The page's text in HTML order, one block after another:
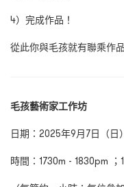
4）完成作品！
從此你與毛孩就有聯乘作
毛孩藝術家工作坊
日期：2025年9月7日（日
時間：1730m - 1830pm